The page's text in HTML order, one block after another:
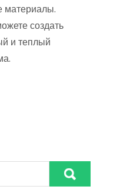
материалы.
создать
и теплый